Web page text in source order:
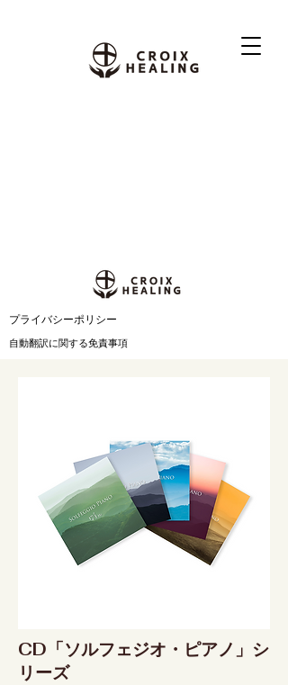
​プライバシーポリシー
自動翻訳に関する免責事項
CD「ソルフェジオ・ピアノ」シ
リーズ